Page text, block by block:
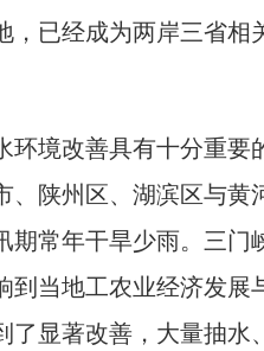
，已经成为两岸三省
境改善具有十分重要
、陕州区、湖滨区与
期常年干旱少雨。三
到当地工农业经济发
了显著改善，大量抽